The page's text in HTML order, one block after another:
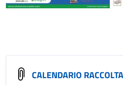
CALENDARIO